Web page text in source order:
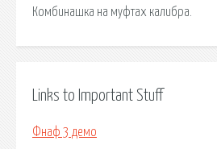
Комбинашка на муфтах калибра.
Links to Important Stuff
Фнаф 3 демо